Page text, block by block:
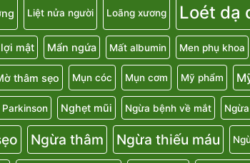
Liệt nửa người Loãng xương Loét dạ
mật Mẩn ngứa Mất albumin Men phụ khoa
thâm sẹo Mụn cóc Mụn cơm Mỹ phẩm
Nghẹt mũi Ngừa bệnh về mắt
Ngừa thâm Ngừa thiếu máu